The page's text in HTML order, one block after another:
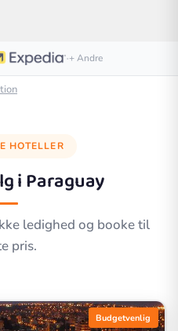
·+ Andre
HOTELLER
iParaguay
ledighed og booke til
pris.
Budgetvenlig